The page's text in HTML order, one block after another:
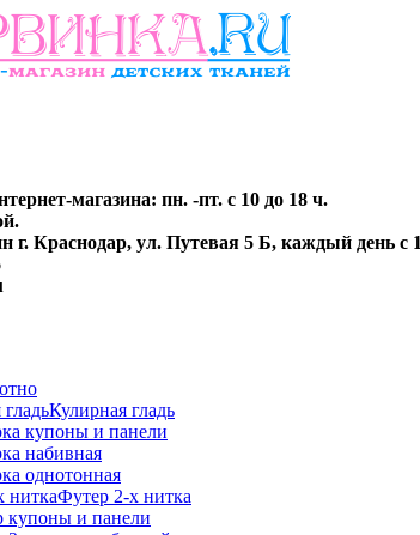
магазина: пн. -пт. с 10 до 18 ч.
г. Краснодар, ул. Путевая 5 Б, каждый день с
Кулирная гладь
купоны и панели
набивная
однотонная
Футер 2-х нитка
купоны и панели